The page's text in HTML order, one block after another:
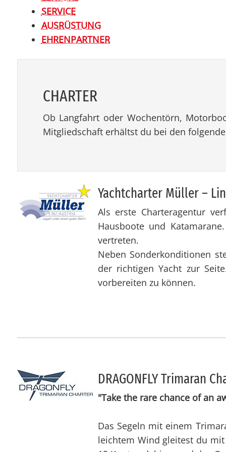
SERVICE
AUSRÜSTUNG
EHRENPARTNER
CHAR­TER
Ob Langfahrt oder Wochentörn,
Mitgliedschaft erhältst du bei den
Yacht­char­ter Mül­ler –
Als erste Charteragentur
Hausboote und
vertreten.
Neben Sonderkonditionen
der richtigen Yacht zur
vorbereiten zu können.
DRA­GON­FLY Tri­ma­ran
"Take the rare chance of an
Das Segeln mit einem
leichtem Wind gleitest du